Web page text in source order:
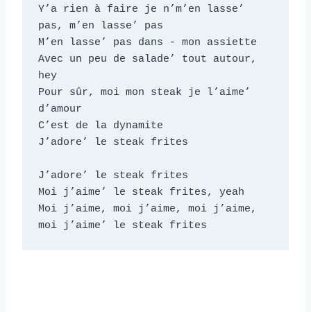
Y’a rien à faire je n’m’en lasse’
pas, m’en lasse’ pas
M’en lasse’ pas dans - mon assiette
Avec un peu de salade’ tout autour,
hey
Pour sûr, moi mon steak je l’aime’
d’amour
C’est de la dynamite
J’adore’ le steak frites
J’adore’ le steak frites
Moi j’aime’ le steak frites, yeah
Moi j’aime, moi j’aime, moi j’aime,
moi j’aime’ le steak frites